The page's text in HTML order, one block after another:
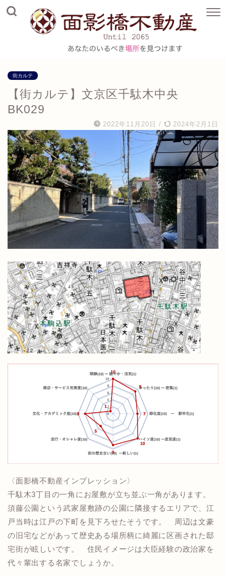
街カルテ
【街カルテ】文京区千駄木中央
BK029
2022年11月20日 / 2024年2月1日
〈面影橋不動産インプレッション〉
千駄木3丁目の一角にお屋敷が立ち並ぶ一角があります。
須藤公園という武家屋敷跡の公園に隣接するエリアで、江
戸当時は江戸の下町を見下ろせたそうです。 周辺は文豪
の旧宅などがあって歴史ある場所柄に綺麗に区画された邸
宅街が眩しいです。 住民イメージは大臣経験の政治家を
代々輩出する名家でしょうか。